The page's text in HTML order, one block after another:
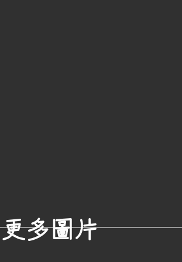
​更多圖片